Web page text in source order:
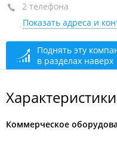
1-й этаж, оф. 2
+7 904 629-82-11
+7 (423) 268-88-98
сегодня закрыто
2 телефона
Показать адреса и
Поднять эту
в разделах наверх
Характеристики
Коммерческое